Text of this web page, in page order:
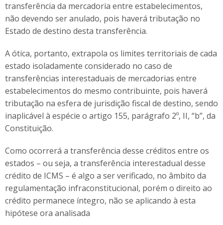
transferência da mercadoria entre estabelecimentos,
não devendo ser anulado, pois haverá tributação no
Estado de destino desta transferência.
A ótica, portanto, extrapola os limites territoriais de cada
estado isoladamente considerado no caso de
transferências interestaduais de mercadorias entre
estabelecimentos do mesmo contribuinte, pois haverá
tributação na esfera de jurisdição fiscal de destino, sendo
inaplicável à espécie o artigo 155, parágrafo 2º, II, “b”, da
Constituição.
Como ocorrerá a transferência desse créditos entre os
estados – ou seja, a transferência interestadual desse
crédito de ICMS – é algo a ser verificado, no âmbito da
regulamentação infraconstitucional, porém o direito ao
crédito permanece íntegro, não se aplicando à esta
hipótese ora analisada